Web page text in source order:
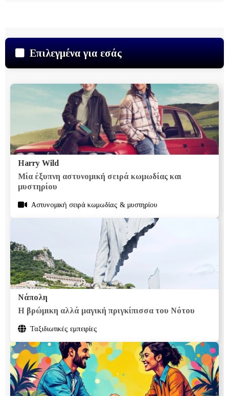
Επιλεγμένα για εσάς
Harry Wild
Mία έξυπνη αστυνομική σειρά κωμωδίας και
μυστηρίου
Aστυνομική σειρά κωμωδίας & μυστηρίου
Νάπολη
H βρώμικη αλλά μαγική πριγκίπισσα του Νότου
Ταξιδιωτικές εμπειρίες